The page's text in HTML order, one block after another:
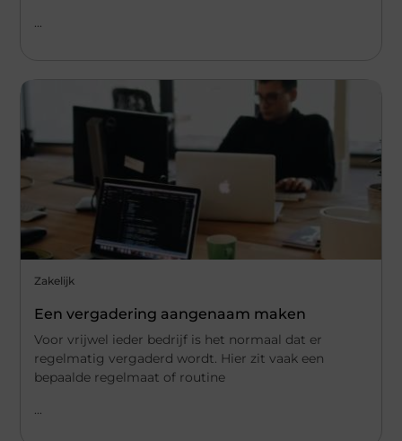
...
Zakelijk
Een vergadering aangenaam maken
Voor vrijwel ieder bedrijf is het normaal dat er
regelmatig vergaderd wordt. Hier zit vaak een
bepaalde regelmaat of routine
...